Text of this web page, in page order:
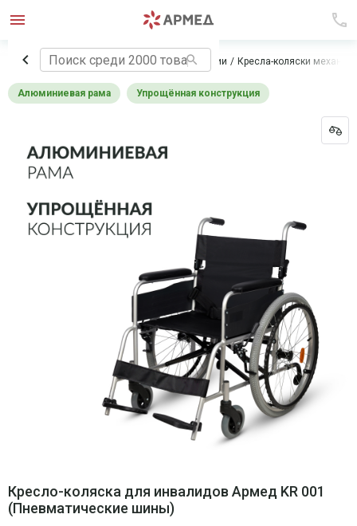
Главная Технические средства реабилитации Кресла-коляски
Алюминиевая рама Упрощённая конструкция
Кресло-коляска для инвалидов Армед KR 001
(Пневматические шины)